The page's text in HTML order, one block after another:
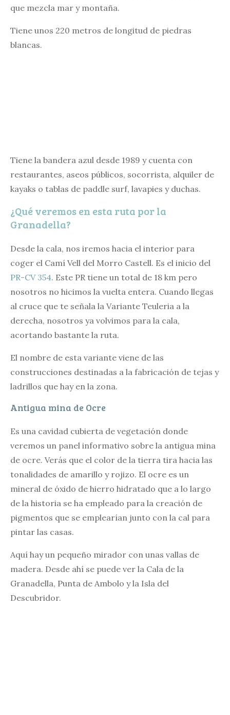
que mezcla mar y montaña.
Tiene unos 220 metros de longitud de piedras
blancas.
Tiene la bandera azul desde 1989 y cuenta con
restaurantes, aseos públicos, socorrista, alquiler de
kayaks o tablas de paddle surf, lavapies y duchas.
¿Qué veremos en esta ruta por la
Granadella?
Desde la cala, nos iremos hacia el interior para
coger el Camí Vell del Morro Castell. Es el inicio del
PR-CV 354. Este PR tiene un total de 18 km pero
nosotros no hicimos la vuelta entera. Cuando llegas
al cruce que te señala la Variante Teuleria a la
derecha, nosotros ya volvimos para la cala,
acortando bastante la ruta.
El nombre de esta variante viene de las
construcciones destinadas a la fabricación de tejas y
ladrillos que hay en la zona.
Antigua mina de Ocre
Es una cavidad cubierta de vegetación donde
veremos un panel informativo sobre la antigua mina
de ocre. Verás que el color de la tierra tira hacia las
tonalidades de amarillo y rojizo. El ocre es un
mineral de óxido de hierro hidratado que a lo largo
de la historia se ha empleado para la creación de
pigmentos que se emplearían junto con la cal para
pintar las casas.
Aquí hay un pequeño mirador con unas vallas de
madera. Desde ahí se puede ver la Cala de la
Granadella, Punta de Ambolo y la Isla del
Descubridor.